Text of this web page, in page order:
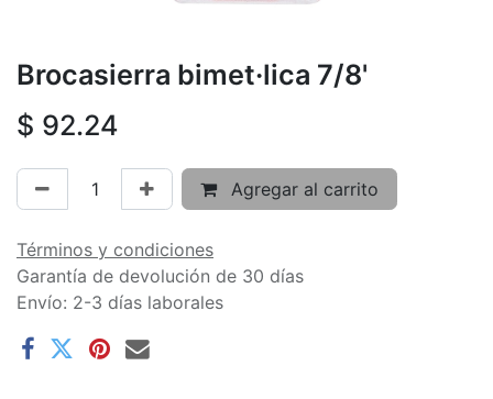
Brocasierra bimet·lica 7/8'
$ 92.24
Agregar al carrito
Términos y condiciones
Garantía de devolución de 30 días
Envío: 2-3 días laborales